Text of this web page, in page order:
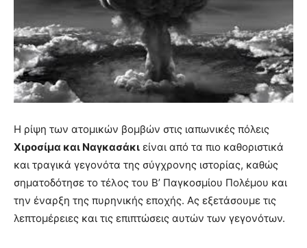
Η ρίψη των ατομικών βομβών στις ιαπωνικές πόλεις
Χιροσίμα και Ναγκασάκι είναι από τα πιο καθοριστικά
και τραγικά γεγονότα της σύγχρονης ιστορίας, καθώς
σηματοδότησε το τέλος του Β’ Παγκοσμίου Πολέμου και
την έναρξη της πυρηνικής εποχής. Ας εξετάσουμε τις
λεπτομέρειες και τις επιπτώσεις αυτών των γεγονότων.